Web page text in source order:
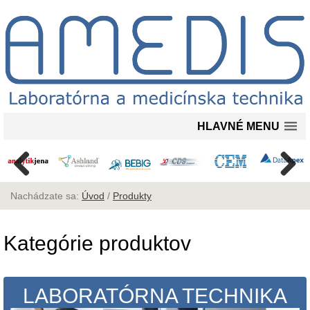
HLAVNÉ MENU
Nachádzate sa: Úvod / Produkty
Kategórie produktov
LABORATÓRNA TECHNIKA